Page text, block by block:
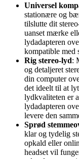
Universel
stationære og
tilslutte dit
uanset mærke
lydadapteren
kompatible med
Rig stereo-lyd:
og detaljeret
din computer
det ideelt til at
lydkvaliteten er
lydadapteren
levere den
Sprød
klar og tydelig
opkald eller
headset vil